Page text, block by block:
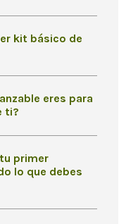
kit básico de
eres para
ti?
primer
lo que debes